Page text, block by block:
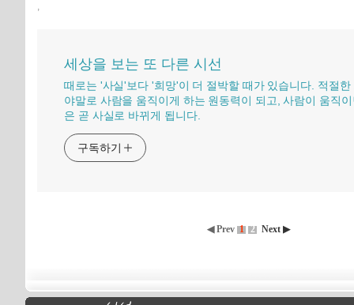
,
세상을 보는 또 다른 시선
때로는 '사실'보다 '희망'이 더 절박할 때가 있습니다. 적절한
야말로 사람을 움직이게 하는 원동력이 되고, 사람이 움직
은 곧 사실로 바뀌게 됩니다.
구독하기
◀ Prev 1 2 Next ▶